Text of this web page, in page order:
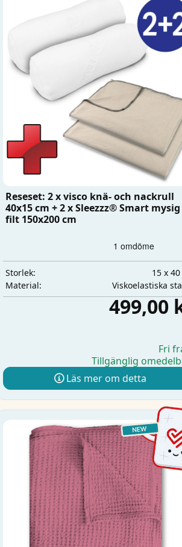
Reseset: 2 x visco knä- och nackrull
40x15 cm + 2 x Sleezzz® Smart mysig
filt 150x200 cm
Storlek:
15 x
Material:
Viskoelastiska
499,00
Fri
Tillgänglig
Läs mer om detta